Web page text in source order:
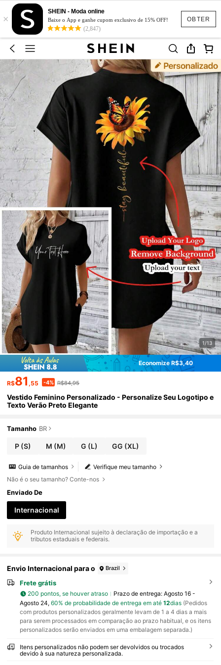
OBTER
×
SHEIN - Moda online
Baixe o App e ganhe cupom exclusivo de 15% OFF!
(2,847)
1/13
Economize R$3,40
R$81 ,55 -4% R$84,95
Vestido Feminino Personalizado - Personalize Seu Logotipo e
Texto Verão Preto Elegante
Tamanho BR
P (S) M (M) G (L) GG (XL)
Verifique meu tamanho
Guia de tamanhos
Não é o seu tamanho? Conte-nos
Enviado De
Internacional
Produto Internacional sujeito à declaração de importação e a
tributos estaduais e federais.
Envio Internacional para o Brazil
Frete grátis
200 pontos, se houver atraso Prazo de entrega: Agosto 16 -
Agosto 24, 60% de probabilidade de entrega em até 12dias(Pedidos
com produtos personalizados geralmente levam de 1 a 4 dias a mais
para serem processados em comparação ao prazo habitual, e os itens
personalizados serão enviados em uma embalagem separada.)
Itens personalizados não podem ser devolvidos ou trocados
devido à sua natureza personalizada.